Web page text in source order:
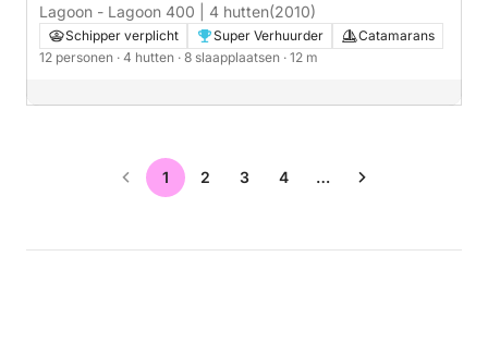
Lagoon - Lagoon 400 | 4 hutten(2010)
Schipper verplicht Super Verhuurder
Catamarans
12 personen · 4 hutten · 8 slaapplaatsen · 12 m
1 2 3 4 …